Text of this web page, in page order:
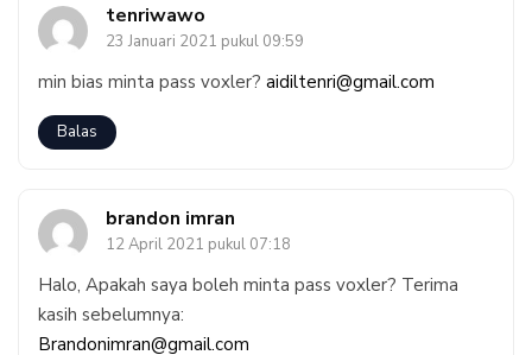
tenriwawo
23 Januari 2021 pukul 09:59
min bias minta pass voxler? aidiltenri@gmail.com
Balas
brandon imran
12 April 2021 pukul 07:18
Halo, Apakah saya boleh minta pass voxler? Terima
kasih sebelumnya:
Brandonimran@gmail.com